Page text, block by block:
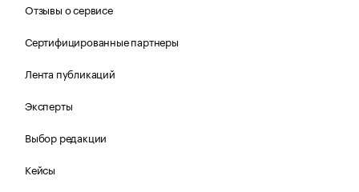
Отзывы о сервисе
Сертифицированные партнеры
Лента публикаций
Эксперты
Выбор редакции
Кейсы